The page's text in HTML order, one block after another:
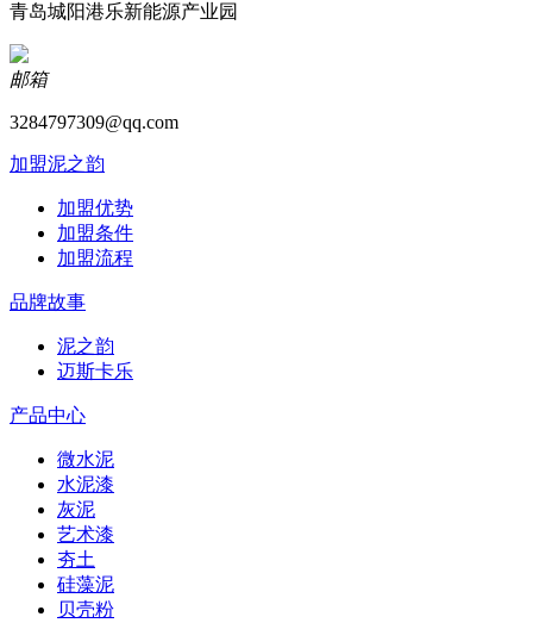
青岛城阳港乐新能源产业园
邮箱
3284797309@qq.com
加盟泥之韵
加盟优势
加盟条件
加盟流程
品牌故事
泥之韵
迈斯卡乐
产品中心
微水泥
水泥漆
灰泥
艺术漆
夯土
硅藻泥
贝壳粉